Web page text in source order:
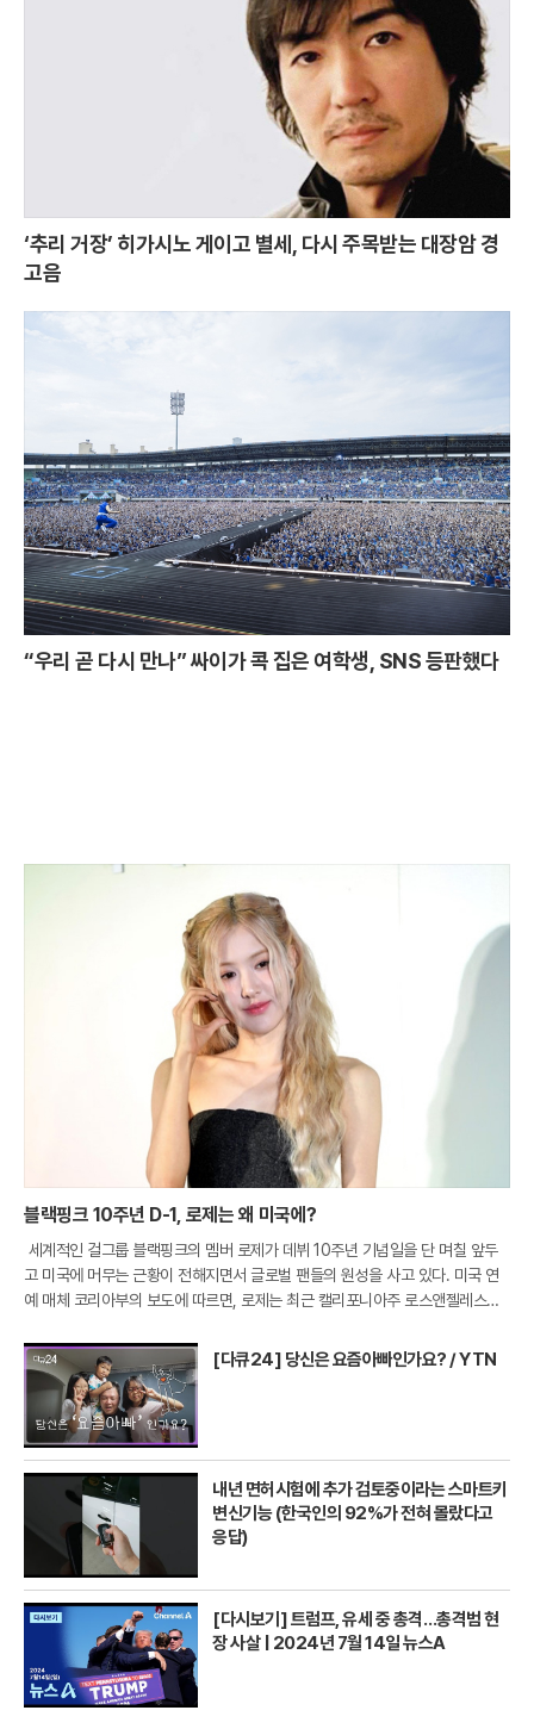
‘추리 거장’ 히가시노 게이고 별세, 다시 주목받는 대장암 경
고음
“우리 곧 다시 만나” 싸이가 콕 집은 여학생, SNS 등판했다
블랙핑크 10주년 D-1, 로제는 왜 미국에?
세계적인 걸그룹 블랙핑크의 멤버 로제가 데뷔 10주년 기념일을 단 며칠 앞두
고 미국에 머무는 근황이 전해지면서 글로벌 팬들의 원성을 사고 있다. 미국 연
예 매체 코리아부의 보도에 따르면, 로제는 최근 캘리포니아주 로스앤젤레스의
포착
[다큐24] 당신은 요즘아빠인가요? / YTN
내년 면허시험에 추가 검토중이라는 스마트키
변신기능 (한국인의 92%가 전혀 몰랐다고
응답)
[다시보기] 트럼프, 유세 중 총격…총격범 현
장 사살 | 2024년 7월 14일 뉴스A